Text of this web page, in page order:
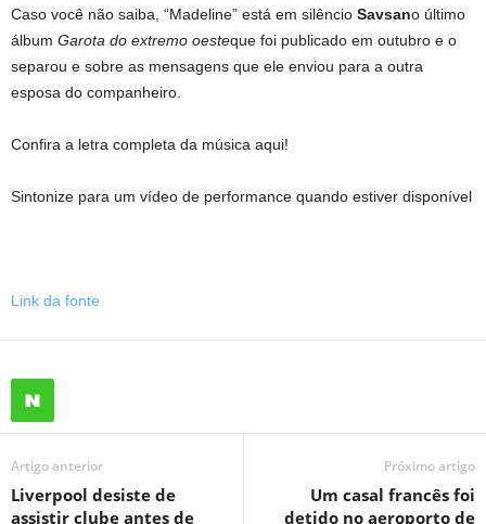
Caso você não saiba, “Madeline” está em silêncio Savsano último
álbum Garota do extremo oesteque foi publicado em outubro e o
separou e sobre as mensagens que ele enviou para a outra
esposa do companheiro.
Confira a letra completa da música aqui!
Sintonize para um vídeo de performance quando estiver disponível
Link da fonte
Artigo anterior
Liverpool desiste de
assistir clube antes de
Próximo artigo
Um casal francês foi
detido no aeroporto de